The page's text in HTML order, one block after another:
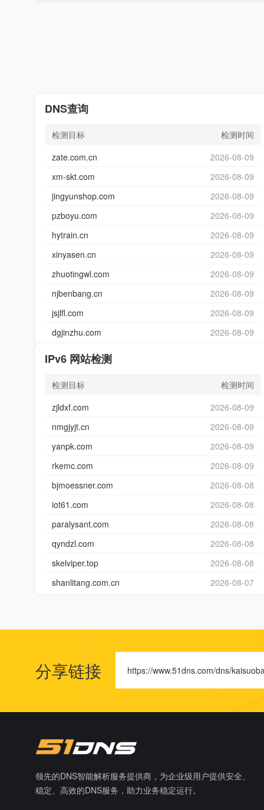
DNS查询
检测目标
检测时间
zate.com.cn
2026-08-09
xm-skt.com
2026-08-09
jingyunshop.com
2026-08-09
pzboyu.com
2026-08-09
hytrain.cn
2026-08-09
xinyasen.cn
2026-08-09
zhuotingwl.com
2026-08-09
njbenbang.cn
2026-08-09
jsjlfl.com
2026-08-09
dgjinzhu.com
2026-08-09
IPv6 网站检测
检测目标
检测时间
zjldxf.com
2026-08-09
nmgjyjt.cn
2026-08-09
yanpk.com
2026-08-09
rkemc.com
2026-08-09
bjmoessner.com
2026-08-08
iot61.com
2026-08-08
paralysant.com
2026-08-08
qyndzl.com
2026-08-08
skelviper.top
2026-08-08
shanlitang.com.cn
2026-08-07
分享链接 https://www.51dns.com/dns/
领先的DNS智能解析服务提供商，为企业级用户提供安全、
稳定、高效的DNS服务，助力业务稳定运行。